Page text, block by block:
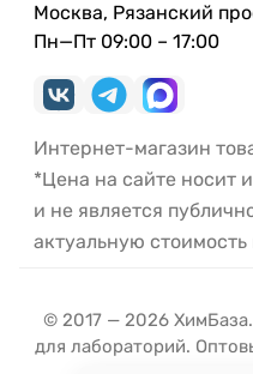
Москва, Рязанский
Пн—Пт 09:00 – 17:00
Интернет-магазин
*Цена на сайте носит
и не является
актуальную
© 2017 — 2026
для лабораторий.